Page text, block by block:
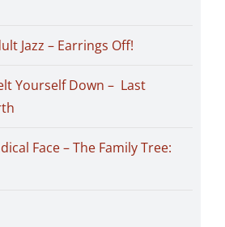
Jazz – Earrings Off!
Yourself Down – Last
Face – The Family Tree: